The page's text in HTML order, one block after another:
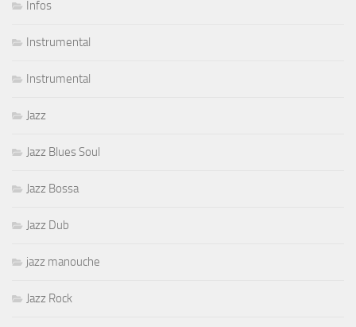
Infos
Instrumental
Instrumental
Jazz
Jazz Blues Soul
Jazz Bossa
Jazz Dub
jazz manouche
Jazz Rock